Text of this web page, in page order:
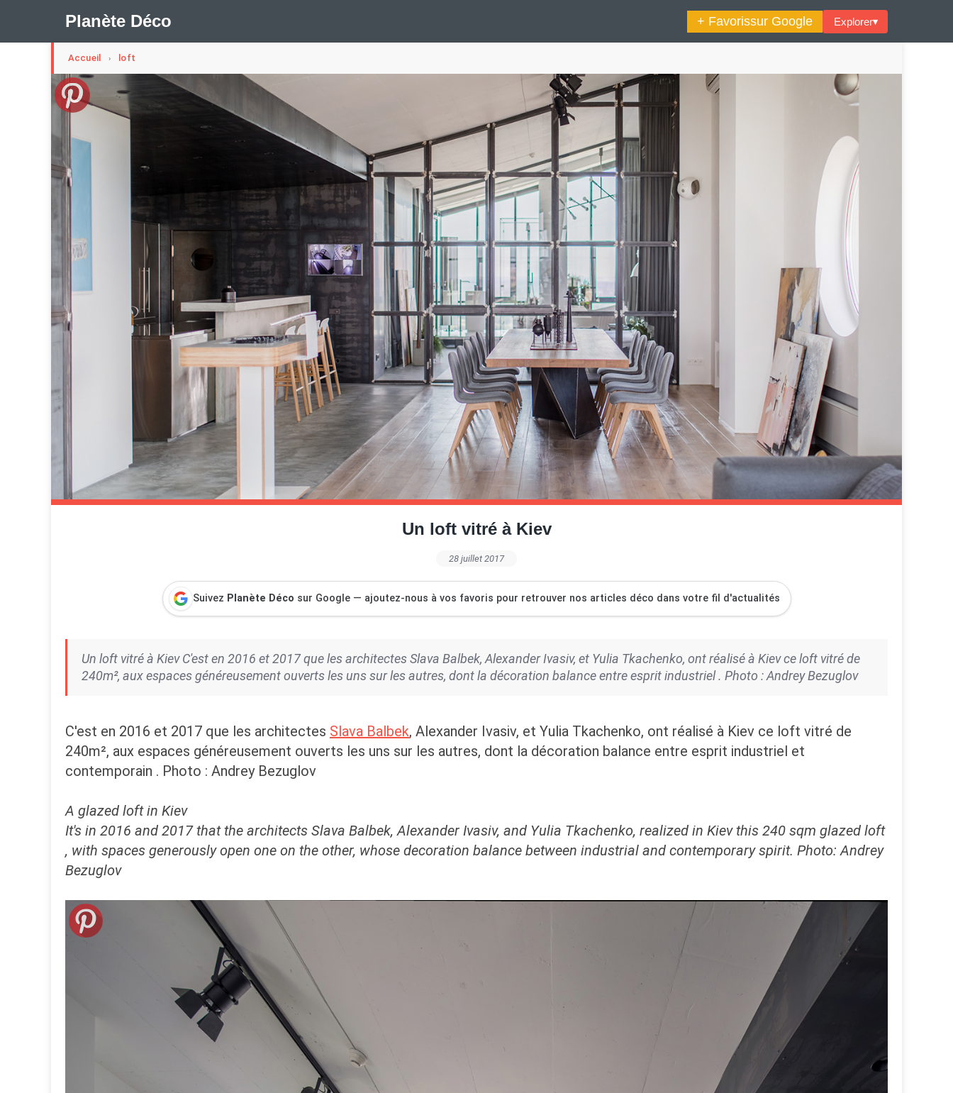
Planète Déco + Favorissur Google Explorer▾
🛍︎ Shop Planète Déco ℹ︎ À propos
Appartement Design Decoration Noël Design Suédois En Quelques Photos La Semaine Décoration Et Design
Publi Reportage Interieurs Scandinaves La Décoration Selon Votre Signe Astrologique Les Trouvailles Déco Du Jour
Maison Container/container House Maison D'hôtes Maison Et Appartement Vintage On Décode La Déco
Piscine
Question De Style
Renovation Revue De Week End Tiny House
Accueil › loft
Un loft vitré à Kiev
28 juillet 2017
Suivez Planète Déco sur Google — ajoutez-nous à vos favoris pour retrouver nos articles déco dans votre fil d'actualités
Un loft vitré à Kiev C'est en 2016 et 2017 que les architectes Slava Balbek, Alexander Ivasiv, et Yulia Tkachenko, ont réalisé à Kiev ce loft vitré de
240m², aux espaces généreusement ouverts les uns sur les autres, dont la décoration balance entre esprit industriel . Photo : Andrey Bezuglov
C'est en 2016 et 2017 que les architectes Slava Balbek, Alexander Ivasiv, et Yulia Tkachenko, ont réalisé à Kiev ce loft vitré de
240m², aux espaces généreusement ouverts les uns sur les autres, dont la décoration balance entre esprit industriel et
contemporain . Photo : Andrey Bezuglov
A glazed loft in Kiev
It's in 2016 and 2017 that the architects Slava Balbek, Alexander Ivasiv, and Yulia Tkachenko, realized in Kiev this 240 sqm glazed loft
, with spaces generously open one on the other, whose decoration balance between industrial and contemporary spirit. Photo: Andrey
Bezuglov